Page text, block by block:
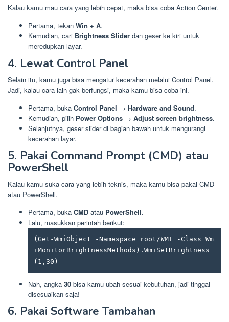
Kalau kamu mau cara yang lebih cepat, maka bisa coba Action Center.
Pertama, tekan Win + A.
Kemudian, cari Brightness Slider dan geser ke kiri untuk
meredupkan layar.
4. Lewat Control Panel
Selain itu, kamu juga bisa mengatur kecerahan melalui Control Panel.
Jadi, kalau cara lain gak berfungsi, maka kamu bisa coba ini.
Pertama, buka Control Panel → Hardware and Sound.
Kemudian, pilih Power Options → Adjust screen brightness.
Selanjutnya, geser slider di bagian bawah untuk mengurangi
kecerahan layar.
5. Pakai Command Prompt (CMD) atau
PowerShell
Kalau kamu suka cara yang lebih teknis, maka kamu bisa pakai CMD
atau PowerShell.
Pertama, buka CMD atau PowerShell.
Lalu, masukkan perintah berikut:
(Get-WmiObject -Namespace root/WMI -Class Wm
iMonitorBrightnessMethods).WmiSetBrightness
(1,30)
Nah, angka 30 bisa kamu ubah sesuai kebutuhan, jadi tinggal
disesuaikan saja!
6. Pakai Software Tambahan